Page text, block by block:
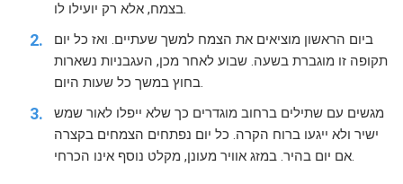
בצמח, אלא רק יועילו לו.
ביום הראשון מוציאים את הצמח למשך שעתיים. ואז כל יום
תקופה זו מוגברת בשעה. שבוע לאחר מכן, העגבניות נשארות
בחוץ במשך כל שעות היום.
מגשים עם שתילים ברחוב מוגדרים כך שלא ייפלו לאור שמש
ישיר ולא ייגעו ברוח הקרה. כל יום נפתחים הצמחים בקצרה
אם יום בהיר. במזג אוויר מעונן, מקלט נוסף אינו הכרחי.